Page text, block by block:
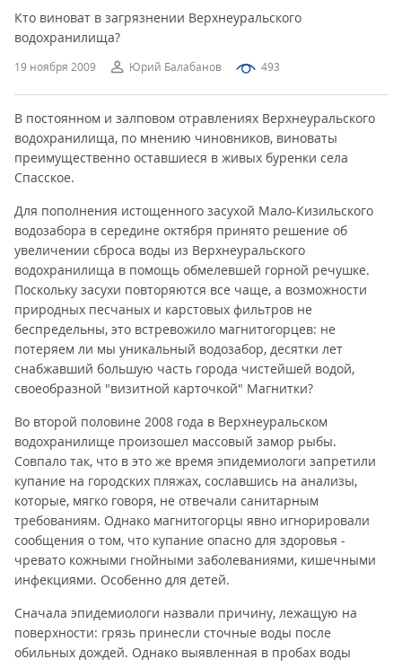
19 ноября 2009 Юрий Балабанов 493
Кто виноват в загрязнении Верхнеуральского
водохранилища?
В постоянном и залповом отравлениях Верхнеуральского
водохранилища, по мнению чиновников, виноваты
преимущественно оставшиеся в живых буренки села
Спасское.
Для пополнения истощенного засухой Мало-Кизильского
водозабора в середине октября принято решение об
увеличении сброса воды из Верхнеуральского
водохранилища в помощь обмелевшей горной речушке.
Поскольку засухи повторяются все чаще, а возможности
природных песчаных и карстовых фильтров не
беспредельны, это встревожило магнитогорцев: не
потеряем ли мы уникальный водозабор, десятки лет
снабжавший большую часть города чистейшей водой,
своеобразной "визитной карточкой" Магнитки?
Во второй половине 2008 года в Верхнеуральском
водохранилище произошел массовый замор рыбы.
Совпало так, что в это же время эпидемиологи запретили
купание на городских пляжах, сославшись на анализы,
которые, мягко говоря, не отвечали санитарным
требованиям. Однако магнитогорцы явно игнорировали
сообщения о том, что купание опасно для здоровья -
чревато кожными гнойными заболеваниями, кишечными
инфекциями. Особенно для детей.
Сначала эпидемиологи назвали причину, лежащую на
поверхности: грязь принесли сточные воды после
обильных дождей. Однако выявленная в пробах воды